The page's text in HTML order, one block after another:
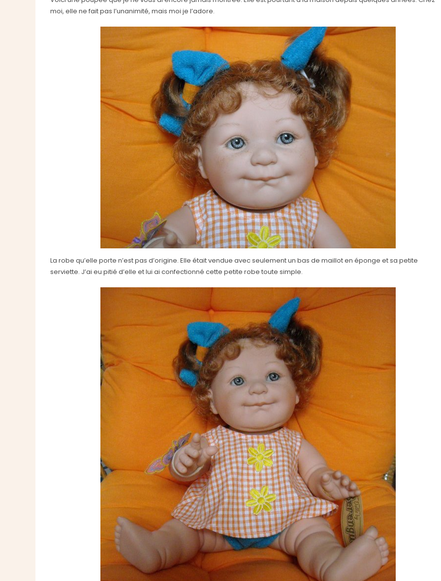
moi, elle ne fait pas l’unanimité, mais moi je l’adore.
La robe qu’elle porte n’est pas d’origine. Elle était vendue avec seulement un bas de maillot en éponge et sa petite
serviette. J’ai eu pitié d’elle et lui ai confectionné cette petite robe toute simple.